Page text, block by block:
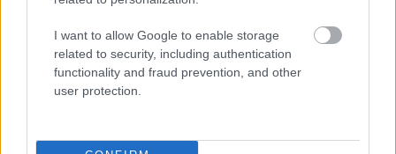
I want to allow Google to enable storage
related to security, including authentication
functionality and fraud prevention, and other
user protection.
tengerhez. Két és fél hétig csak tekertem végig a
Duna mentén, Horvátországon, Szerbián és
Románián keresztül a Fekete-tengerig Konstancába.
Nagy élmény volt kiszakadni a mindennapjaimból,
de jó érzés volt hazaérni a kényelmes életemhez is.
túrán szerzett élmények, érzések mind szerepelnek